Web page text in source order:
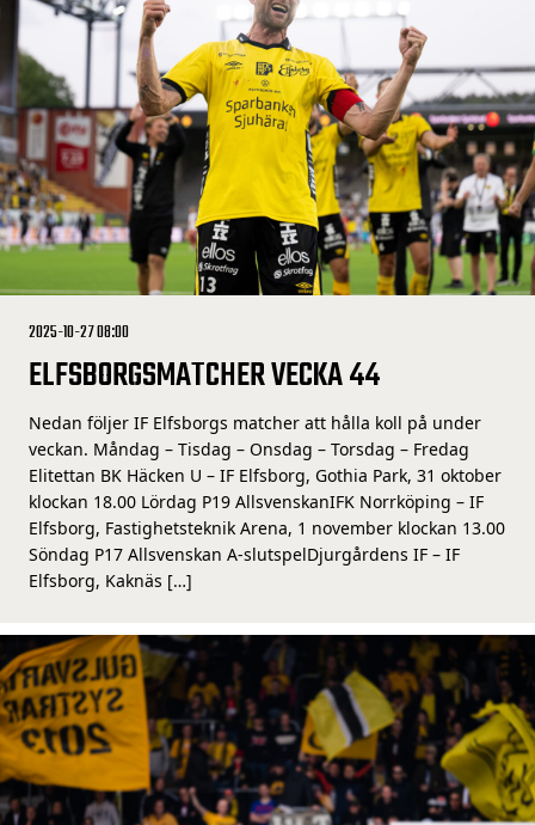
2025-10-27 08:00
ELFSBORGSMATCHER VECKA 44
Nedan följer IF Elfsborgs matcher att hålla koll på under
veckan. Måndag – Tisdag – Onsdag – Torsdag – Fredag
Elitettan BK Häcken U – IF Elfsborg, Gothia Park, 31 oktober
klockan 18.00 Lördag P19 AllsvenskanIFK Norrköping – IF
Elfsborg, Fastighetsteknik Arena, 1 november klockan 13.00
Söndag P17 Allsvenskan A-slutspelDjurgårdens IF – IF
Elfsborg, Kaknäs […]